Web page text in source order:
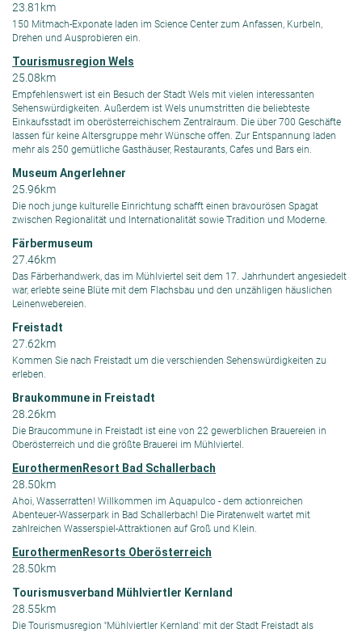
23.81km
150 Mitmach-Exponate laden im Science Center zum Anfassen, Kurbeln,
Drehen und Ausprobieren ein.
Tourismusregion Wels
25.08km
Empfehlenswert ist ein Besuch der Stadt Wels mit vielen interessanten
Sehenswürdigkeiten. Außerdem ist Wels unumstritten die beliebteste
Einkaufsstadt im oberösterreichischem Zentralraum. Die über 700 Geschäfte
lassen für keine Altersgruppe mehr Wünsche offen. Zur Entspannung laden
mehr als 250 gemütliche Gasthäuser, Restaurants, Cafes und Bars ein.
Museum Angerlehner
25.96km
Die noch junge kulturelle Einrichtung schafft einen bravourösen Spagat
zwischen Regionalität und Internationalität sowie Tradition und Moderne.
Färbermuseum
27.46km
Das Färberhandwerk, das im Mühlviertel seit dem 17. Jahrhundert angesiedelt
war, erlebte seine Blüte mit dem Flachsbau und den unzähligen häuslichen
Leinenwebereien.
Freistadt
27.62km
Kommen Sie nach Freistadt um die verschienden Sehenswürdigkeiten zu
erleben.
Braukommune in Freistadt
28.26km
Die Braucommune in Freistadt ist eine von 22 gewerblichen Brauereien in
Oberösterreich und die größte Brauerei im Mühlviertel.
EurothermenResort Bad Schallerbach
28.50km
Ahoi, Wasserratten! Willkommen im Aquapulco - dem actionreichen
Abenteuer-Wasserpark in Bad Schallerbach! Die Piratenwelt wartet mit
zahlreichen Wasserspiel-Attraktionen auf Groß und Klein.
EurothermenResorts Oberösterreich
28.50km
Tourismusverband Mühlviertler Kernland
28.55km
Die Tourismusregion ''Mühlviertler Kernland' mit der Stadt Freistadt als